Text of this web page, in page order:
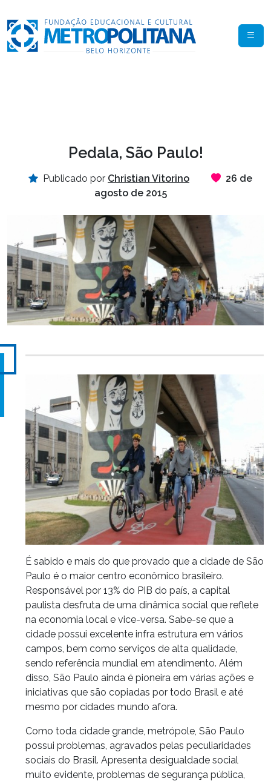
Pedala, São Paulo!
Publicado por Christian Vitorino
26 de
agosto de 2015
É sabido e mais do que provado que a cidade de São
Paulo é o maior centro econômico brasileiro.
Responsável por 13% do PIB do país, a capital
paulista desfruta de uma dinâmica social que reflete
na economia local e vice-versa. Sabe-se que a
cidade possui excelente infra estrutura em vários
campos, bem como serviços de alta qualidade,
sendo referência mundial em atendimento. Além
disso, São Paulo ainda é pioneira em várias ações e
iniciativas que são copiadas por todo Brasil e até
mesmo por cidades mundo afora.
Como toda cidade grande, metrópole, São Paulo
possui problemas, agravados pelas peculiaridades
sociais do Brasil. Apresenta desigualdade social
muito evidente, problemas de segurança pública,